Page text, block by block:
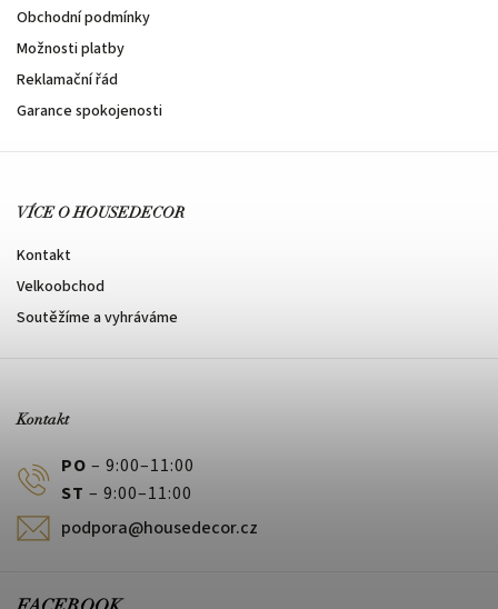
Obchodní podmínky
Možnosti platby
Reklamační řád
Garance spokojenosti
VÍCE O HOUSEDECOR
Kontakt
Velkoobchod
Soutěžíme a vyhráváme
Kontakt
PO – 9:00–11:00
ST – 9:00–11:00
podpora@housedecor.cz